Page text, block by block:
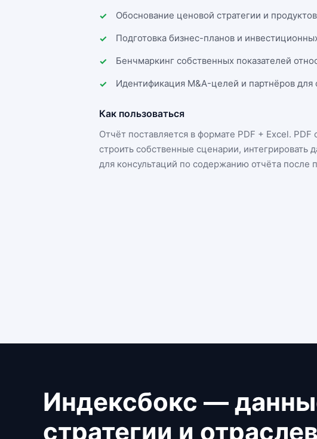
Обоснование ценовой стратегии и
Подготовка бизнес-планов и
Бенчмаркинг собственных показателей
Идентификация M&A-целей и партнёров для
Как пользоваться
Отчёт поставляется в формате PDF + Excel. PDF
строить собственные сценарии,
для консультаций по содержанию отчёта после
Индексбокс —
стратегии и